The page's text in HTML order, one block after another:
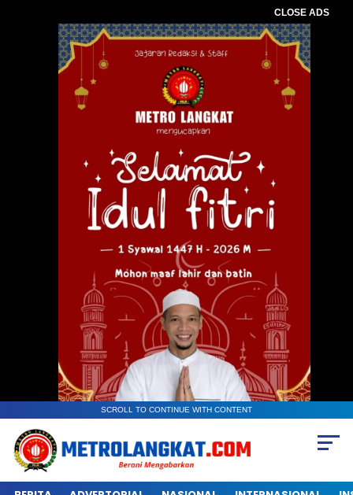
CLOSE ADS
SCROLL TO CONTINUE WITH CONTENT